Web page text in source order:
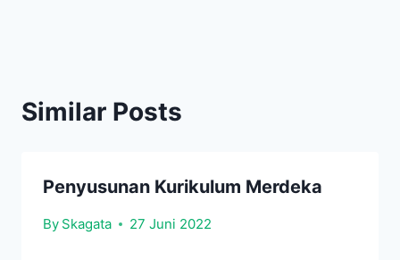
Similar Posts
Penyusunan Kurikulum Merdeka
By Skagata 27 Juni 2022